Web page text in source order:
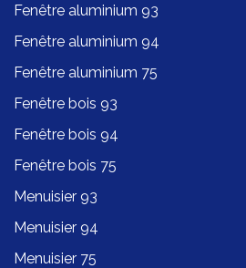
Fenêtre aluminium 93
Fenêtre aluminium 94
Fenêtre aluminium 75
Fenêtre bois 93
Fenêtre bois 94
Fenêtre bois 75
Menuisier 93
Menuisier 94
Menuisier 75